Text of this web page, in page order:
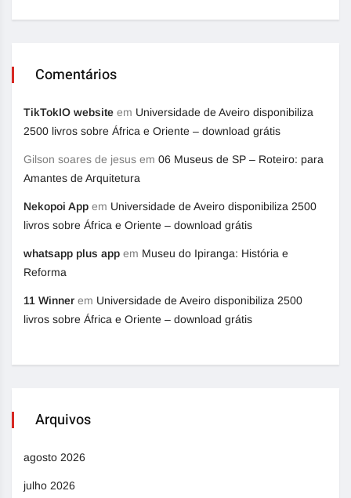
Comentários
TikTokIO website em Universidade de Aveiro disponibiliza
2500 livros sobre África e Oriente – download grátis
Gilson soares de jesus em 06 Museus de SP – Roteiro: para
Amantes de Arquitetura
Nekopoi App em Universidade de Aveiro disponibiliza 2500
livros sobre África e Oriente – download grátis
whatsapp plus app em Museu do Ipiranga: História e
Reforma
11 Winner em Universidade de Aveiro disponibiliza 2500
livros sobre África e Oriente – download grátis
Arquivos
agosto 2026
julho 2026